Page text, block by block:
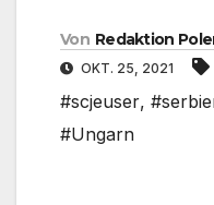
Von Redaktion
OKT. 25, 2021
#scjeuser,
#Ungarn